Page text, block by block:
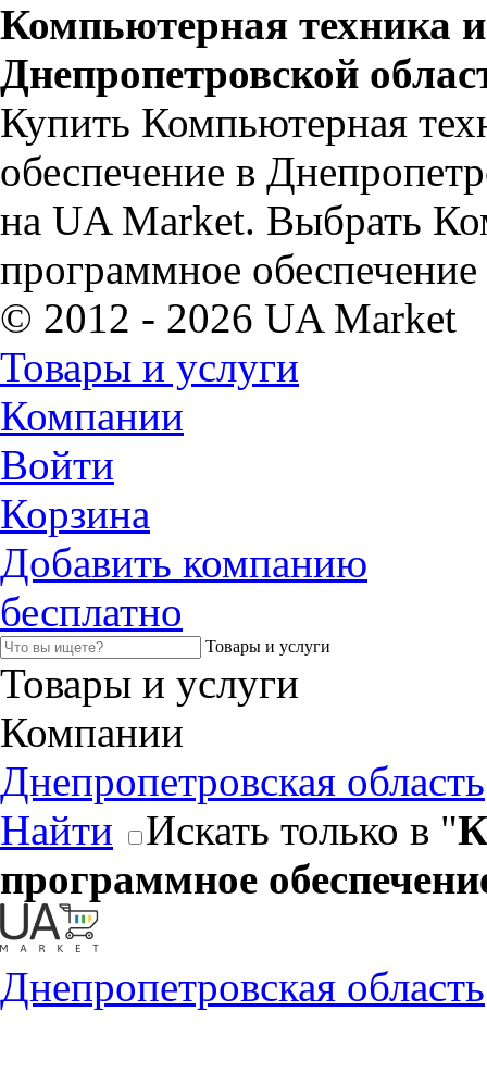
Компьютерная техника
Днепропетровской
Купить Компьютерная
обеспечение в
на UA Market. Выбрать
программное
© 2012 - 2026 UA Market
Товары и услуги
Компании
Войти
Корзина
Добавить компанию
бесплатно
Товары и услуги
Товары и услуги
Компании
Днепропетровская область
Найти
Искать только в "
программное
Днепропетровская область